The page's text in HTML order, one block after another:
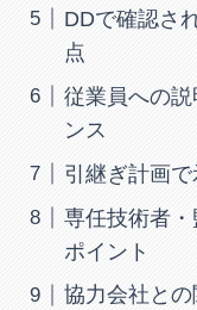
DDで確認さ
点
従業員への
ンス
引継ぎ計画
専任技術者
ポイント
協力会社と